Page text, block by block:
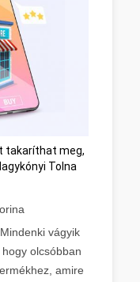
takaríthat meg,
Tolna
vágyik
olcsóbban
amire